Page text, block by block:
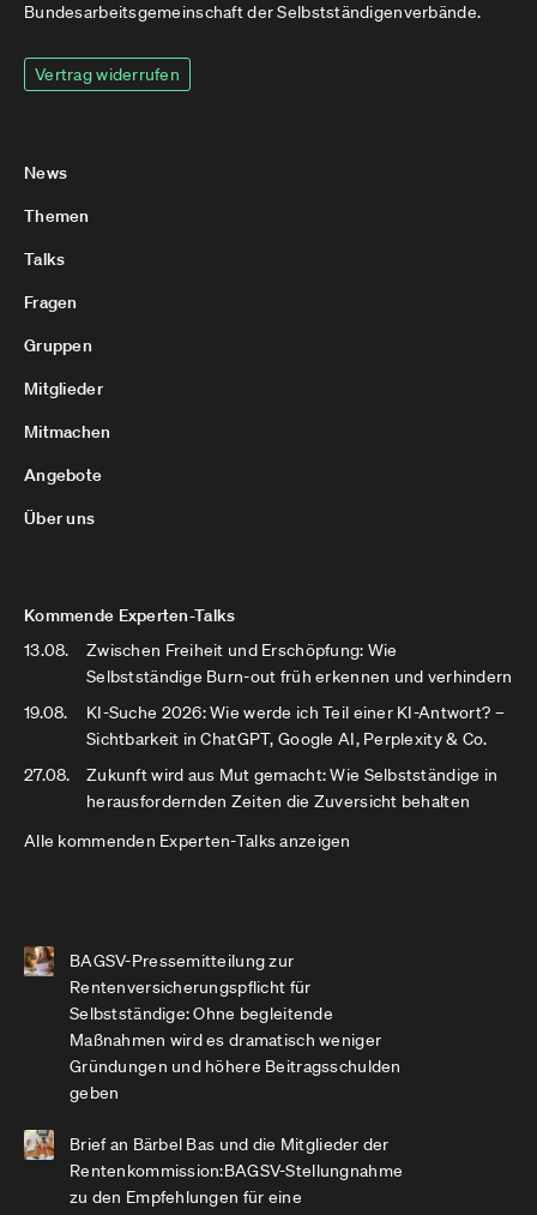
Bundesarbeitsgemeinschaft der Selbstständigenverbände.
Vertrag widerrufen
News
Themen
Talks
Fragen
Gruppen
Mitglieder
Mitmachen
Angebote
Über uns
Kommende Experten-Talks
13.08.
Zwischen Freiheit und Erschöpfung: Wie
Selbstständige Burn-out früh erkennen und verhindern
19.08.
KI-Suche 2026: Wie werde ich Teil einer KI-Antwort? –
Sichtbarkeit in ChatGPT, Google AI, Perplexity & Co.
27.08.
Zukunft wird aus Mut gemacht: Wie Selbstständige in
herausfordernden Zeiten die Zuversicht behalten
Alle kommenden Experten-Talks anzeigen
BAGSV-Pressemitteilung zur
Rentenversicherungspflicht für
Selbstständige: Ohne begleitende
Maßnahmen wird es dramatisch weniger
Gründungen und höhere Beitragsschulden
geben
Brief an Bärbel Bas und die Mitglieder der
Rentenkommission:BAGSV-Stellungnahme
zu den Empfehlungen für eine